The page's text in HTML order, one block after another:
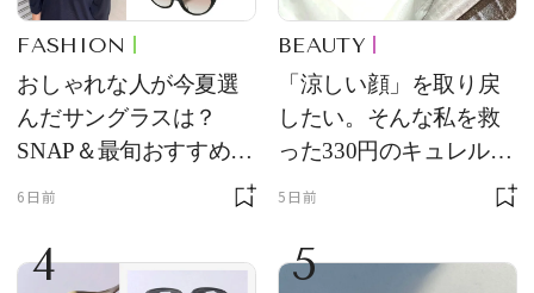
FASHION
おしゃれな人が今夏選
んだサングラスは？
SNAP＆最旬おすすめサ
6日前
BEAUTY
「涼しい顔」を取り戻
したい。そんな私を救
った330円のキュレル名
5日前
4 5